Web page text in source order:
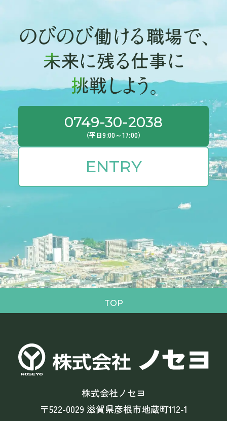
0749-30-2038
（平日9:00～17:00）
ENTRY
TOP
株式会社ノセヨ
〒522-0029 滋賀県彦根市地蔵町112-1